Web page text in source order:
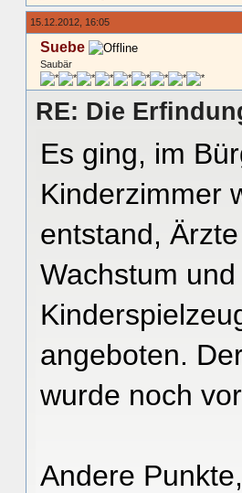
15.12.2012, 16:05
Suebe
Saubär
RE: Die
Es ging, im
Kinderzimmer
entstand,
Wachstum
angeboten.
wurde noch
Andere